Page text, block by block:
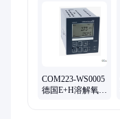
COM223-WS0005
德国E+H溶解氧分